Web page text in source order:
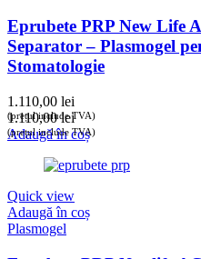
Eprubete PRP New Life
Separator – Plasmogel
Stomatologie
1.110,00 lei
(prețul include TVA)
1.110,00lei
(prețul include TVA)
Adaugă în coș
Quick view
Adaugă în coș
Plasmogel